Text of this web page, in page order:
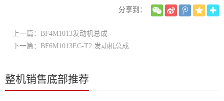
分享到：
上一篇：BF4M1013发动机总成
下一篇：BF6M1013EC-T2 发动机总成
整机销售底部推荐